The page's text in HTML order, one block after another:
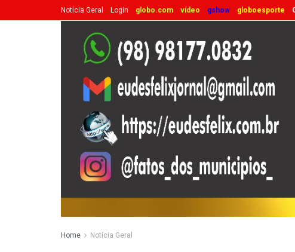
Notícia Geral Login globo.com vídeo gshow globoesporte
Home Notícia Geral